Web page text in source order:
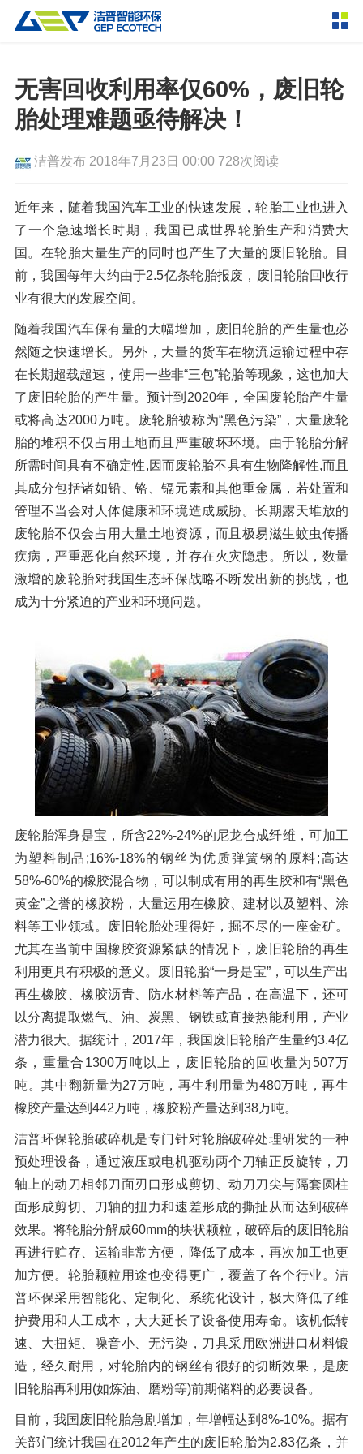
双轴撕碎机 单轴撕碎机
垃圾破袋机 移动式撕碎站
粉碎设备
环锤式粉碎机 鼓式粉碎机
轮胎钢丝分离机 通用型粉碎机
破碎设备
反击式破碎机 颚式破碎机
重型锤式破碎机 移动式破碎站
挤压成型设备
液压打包机
封闭式破碎系统 废轮胎热解系统
橡胶破胶机组
分选分离设备
风选机 滚筒筛
脉冲除尘器 轮胎抽丝机
解决方案
服务支持
新闻资讯
走进洁普
联系我们
无害回收利用率仅60%，废旧轮
胎处理难题亟待解决！
洁普发布 2018年7月23日 00:00 728次阅读
近年来，随着我国汽车工业的快速发展，轮胎工业也进入
了一个急速增长时期，我国已成世界轮胎生产和消费大
国。在轮胎大量生产的同时也产生了大量的废旧轮胎。目
前，我国每年大约由于2.5亿条轮胎报废，废旧轮胎回收行
业有很大的发展空间。
随着我国汽车保有量的大幅增加，废旧轮胎的产生量也必
然随之快速增长。另外，大量的货车在物流运输过程中存
在长期超载超速，使用一些非“三包”轮胎等现象，这也加大
了废旧轮胎的产生量。预计到2020年，全国废轮胎产生量
或将高达2000万吨。废轮胎被称为“黑色污染”，大量废轮
胎的堆积不仅占用土地而且严重破坏环境。由于轮胎分解
所需时间具有不确定性,因而废轮胎不具有生物降解性,而且
其成分包括诸如铅、铬、镉元素和其他重金属，若处置和
管理不当会对人体健康和环境造成威胁。长期露天堆放的
废轮胎不仅会占用大量土地资源，而且极易滋生蚊虫传播
疾病，严重恶化自然环境，并存在火灾隐患。所以，数量
激增的废轮胎对我国生态环保战略不断发出新的挑战，也
成为十分紧迫的产业和环境问题。
废轮胎浑身是宝，所含22%-24%的尼龙合成纤维，可加工
为塑料制品;16%-18%的钢丝为优质弹簧钢的原料;高达
58%-60%的橡胶混合物，可以制成有用的再生胶和有“黑色
黄金”之誉的橡胶粉，大量运用在橡胶、建材以及塑料、涂
料等工业领域。废旧轮胎处理得好，掘不尽的一座金矿。
尤其在当前中国橡胶资源紧缺的情况下，废旧轮胎的再生
利用更具有积极的意义。废旧轮胎“一身是宝”，可以生产出
再生橡胶、橡胶沥青、防水材料等产品，在高温下，还可
以分离提取燃气、油、炭黑、钢铁或直接热能利用，产业
潜力很大。据统计，2017年，我国废旧轮胎产生量约3.4亿
条，重量合1300万吨以上，废旧轮胎的回收量为507万
吨。其中翻新量为27万吨，再生利用量为480万吨，再生
橡胶产量达到442万吨，橡胶粉产量达到38万吨。
洁普环保轮胎破碎机是专门针对轮胎破碎处理研发的一种
预处理设备，通过液压或电机驱动两个刀轴正反旋转，刀
轴上的动刀相邻刀面刃口形成剪切、动刀刀尖与隔套圆柱
面形成剪切、刀轴的扭力和速差形成的撕扯从而达到破碎
效果。将轮胎分解成60mm的块状颗粒，破碎后的废旧轮胎
再进行贮存、运输非常方便，降低了成本，再次加工也更
加方便。轮胎颗粒用途也变得更广，覆盖了各个行业。洁
普环保采用智能化、定制化、系统化设计，极大降低了维
护费用和人工成本，大大延长了设备使用寿命。该机低转
速、大扭矩、噪音小、无污染，刀具采用欧洲进口材料锻
造，经久耐用，对轮胎内的钢丝有很好的切断效果，是废
旧轮胎再利用(如炼油、磨粉等)前期储料的必要设备。
目前，我国废旧轮胎急剧增加，年增幅达到8%-10%。据有
关部门统计我国在2012年产生的废旧轮胎为2.83亿条，并